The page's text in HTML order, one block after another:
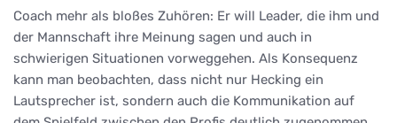
Coach mehr als bloßes Zuhören: Er will Leader, die ihm und
der Mannschaft ihre Meinung sagen und auch in
schwierigen Situationen vorweggehen. Als Konsequenz
kann man beobachten, dass nicht nur Hecking ein
Lautsprecher ist, sondern auch die Kommunikation auf